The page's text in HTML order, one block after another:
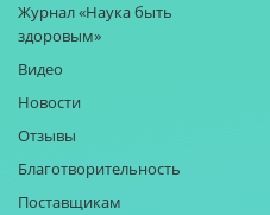
Журнал «Наука быть
здоровым»
Видео
Новости
Отзывы
Благотворительность
Поставщикам